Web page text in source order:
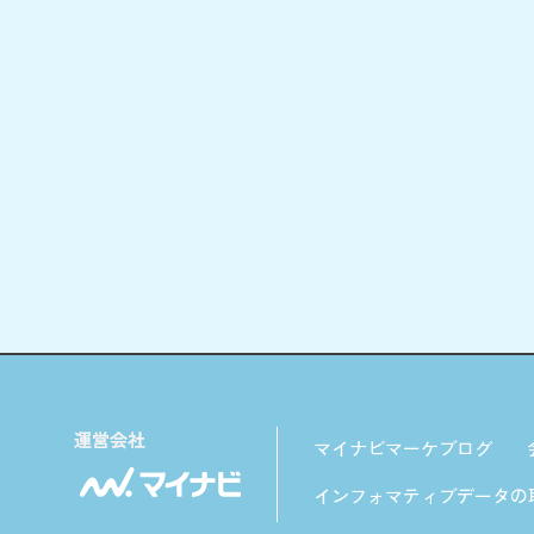
マイナビマーケブログ
インフォマティブデータ